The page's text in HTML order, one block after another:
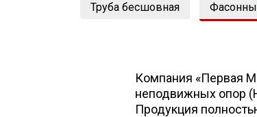
Труба бесшовная
Компания «Первая
неподвижных опор
Продукция